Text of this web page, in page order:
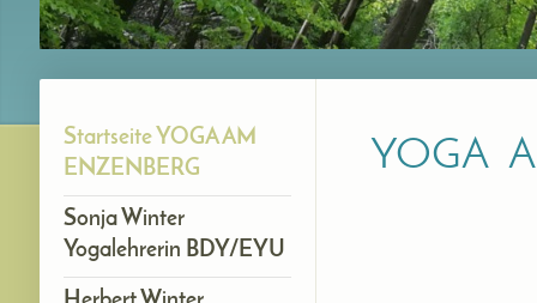
Startseite YOGA AM
ENZENBERG
Sonja Winter
Yogalehrerin BDY/EYU
YOGA